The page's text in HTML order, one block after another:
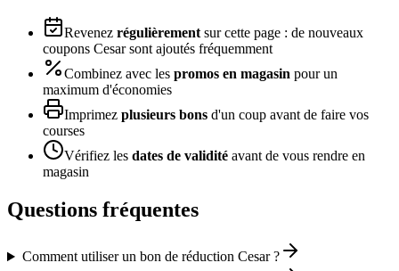
Revenez régulièrement sur cette page : de nouveaux
coupons Cesarsont ajoutés fréquemment
Combinez avec les promos en magasin pour un
maximum d'économies
Imprimez plusieurs bons d'un coup avant de faire vos
courses
Vérifiez les dates de validité avant de vous rendre en
magasin
Questions fréquentes
Comment utiliser un bon de réduction Cesar ?